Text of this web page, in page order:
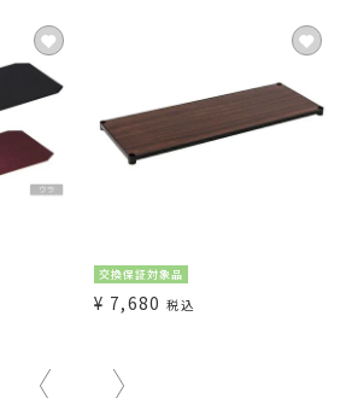
交換保証対象品
¥ 7,680 税込